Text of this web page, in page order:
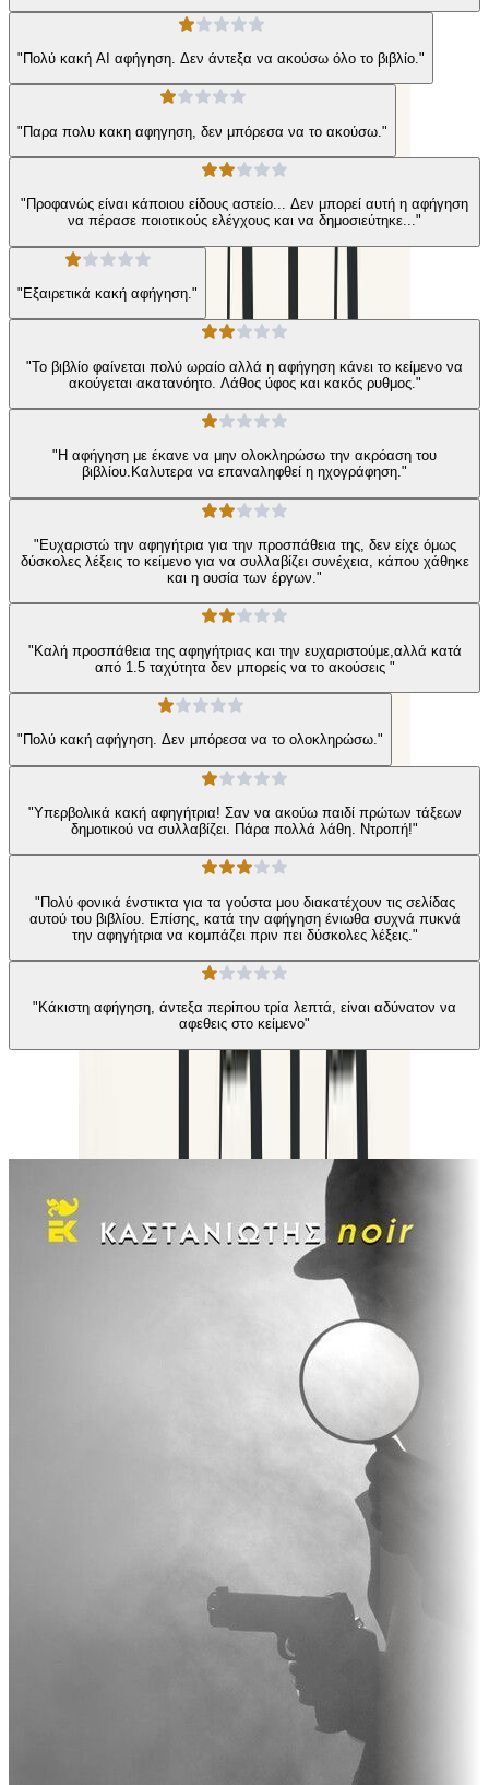
"Πολύ κακή AI αφήγηση. Δεν άντεξα να ακούσω όλο το βιβλίο."
"Παρα πολυ κακη αφηγηση, δεν μπόρεσα να το ακούσω."
"Προφανώς είναι κάποιου είδους αστείο... Δεν μπορεί αυτή η αφήγηση
να πέρασε ποιοτικούς ελέγχους και να δημοσιεύτηκε..."
"Εξαιρετικά κακή αφήγηση."
"Το βιβλίο φαίνεται πολύ ωραίο αλλά η αφήγηση κάνει το κείμενο να
ακούγεται ακατανόητο. Λάθος ύφος και κακός ρυθμος."
"Η αφήγηση με έκανε να μην ολοκληρώσω την ακρόαση του
βιβλίου.Καλυτερα να επαναληφθεί η ηχογράφηση."
"Ευχαριστώ την αφηγήτρια για την προσπάθεια της, δεν είχε όμως
δύσκολες λέξεις το κείμενο για να συλλαβίζει συνέχεια, κάπου χάθηκε
και η ουσία των έργων."
"Καλή προσπάθεια της αφηγήτριας και την ευχαριστούμε,αλλά κατά
από 1.5 ταχύτητα δεν μπορείς να το ακούσεις "
"Πολύ κακή αφήγηση. Δεν μπόρεσα να το ολοκληρώσω."
"Υπερβολικά κακή αφηγήτρια! Σαν να ακούω παιδί πρώτων τάξεων
δημοτικού να συλλαβίζει. Πάρα πολλά λάθη. Ντροπή!"
"Πολύ φονικά ένστικτα για τα γούστα μου διακατέχουν τις σελίδας
αυτού του βιβλίου. Επίσης, κατά την αφήγηση ένιωθα συχνά πυκνά
την αφηγήτρια να κομπάζει πριν πει δύσκολες λέξεις."
"Κάκιστη αφήγηση, άντεξα περίπου τρία λεπτά, είναι αδύνατον να
αφεθεις στο κείμενο"